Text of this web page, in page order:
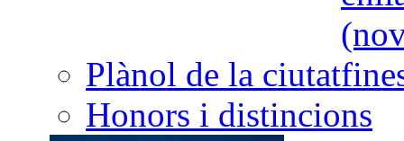
Plànol de la ciutat
Honors i distincions